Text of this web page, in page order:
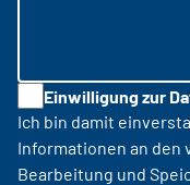
Einwilligung zur
Ich bin damit
Informationen an den
Bearbeitung und